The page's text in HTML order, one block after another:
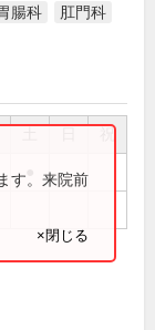
腸科
肛門科
祝
す。来院前
×閉じる